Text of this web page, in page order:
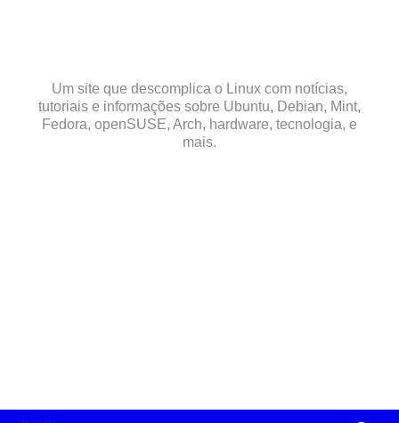
Um site que descomplica o Linux com notícias,
tutoriais e informações sobre Ubuntu, Debian, Mint,
Fedora, openSUSE, Arch, hardware, tecnologia, e
mais.